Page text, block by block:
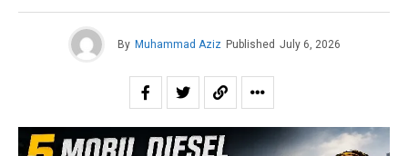
By Muhammad Aziz Published July 6, 2026